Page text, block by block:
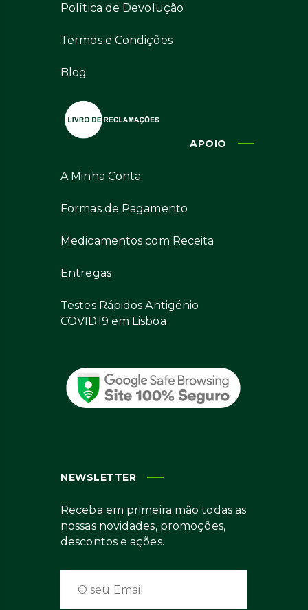
Política de Devolução
Termos e Condições
Blog
APOIO
A Minha Conta
Formas de Pagamento
Medicamentos com Receita
Entregas
Testes Rápidos Antigénio
COVID19 em Lisboa
NEWSLETTER
Receba em primeira mão todas as
nossas novidades, promoções,
descontos e ações.